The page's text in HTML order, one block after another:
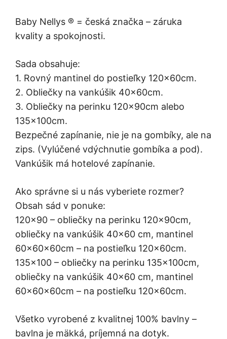
Baby Nellys ® = česká značka – záruka
kvality a spokojnosti.
Sada obsahuje:
1. Rovný mantinel do postieľky 120x60cm.
2. Obliečky na vankúšik 40x60cm.
3. Obliečky na perinku 120x90cm alebo
135x100cm.
Bezpečné zapínanie, nie je na gombíky, ale na
zips. (Vylúčené vdýchnutie gombíka a pod).
Vankúšik má hotelové zapínanie.
Ako správne si u nás vyberiete rozmer?
Obsah sád v ponuke:
120×90 – obliečky na perinku 120x90cm,
obliečky na vankúšik 40×60 cm, mantinel
60x60x60cm – na postieľku 120x60cm.
135×100 – obliečky na perinku 135x100cm,
obliečky na vankúšik 40×60 cm, mantinel
60x60x60cm – na postieľku 120x60cm.
Všetko vyrobené z kvalitnej 100% bavlny –
bavlna je mäkká, príjemná na dotyk.